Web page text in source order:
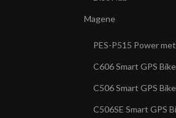
Magene
PES-P515 Power
C606 Smart GPS
C506 Smart GPS
C506SE Smart GPS